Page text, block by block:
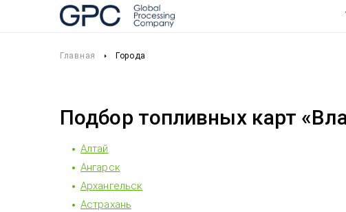
Главная Города
Подбор топливных карт
Алтай
Ангарск
Архангельск
Астрахань